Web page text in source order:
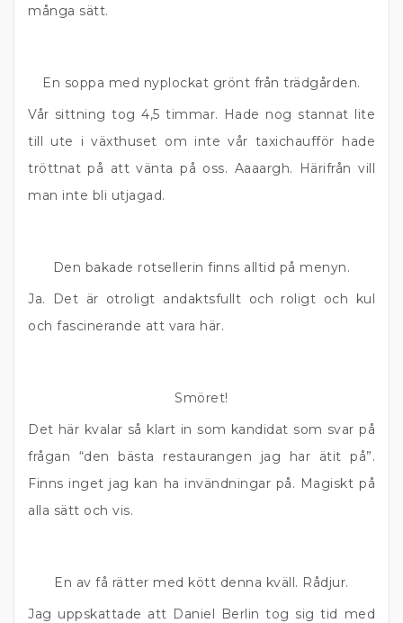
många sätt.
En soppa med nyplockat grönt från trädgården.
Vår sittning tog 4,5 timmar. Hade nog stannat lite
till ute i växthuset om inte vår taxichaufför hade
tröttnat på att vänta på oss. Aaaargh. Härifrån vill
man inte bli utjagad.
Den bakade rotsellerin finns alltid på menyn.
Ja. Det är otroligt andaktsfullt och roligt och kul
och fascinerande att vara här.
Smöret!
Det här kvalar så klart in som kandidat som svar på
frågan “den bästa restaurangen jag har ätit på”.
Finns inget jag kan ha invändningar på. Magiskt på
alla sätt och vis.
En av få rätter med kött denna kväll. Rådjur.
Jag uppskattade att Daniel Berlin tog sig tid med